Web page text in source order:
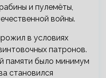
и пулемёты,
войны.
в условиях
патронов.
памяти было минимум
становился